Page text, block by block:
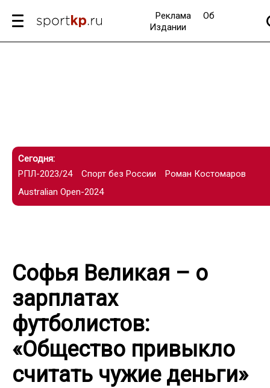
Реклама
Об
Издании
Сегодня:
РПЛ-2023/24
Спорт без России
Роман Костомаров
Australian Open-2024
Софья Великая – о
зарплатах
футболистов:
«Общество привыкло
считать чужие деньги»